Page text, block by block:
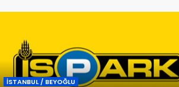
İSTANBUL / BEYOĞLU